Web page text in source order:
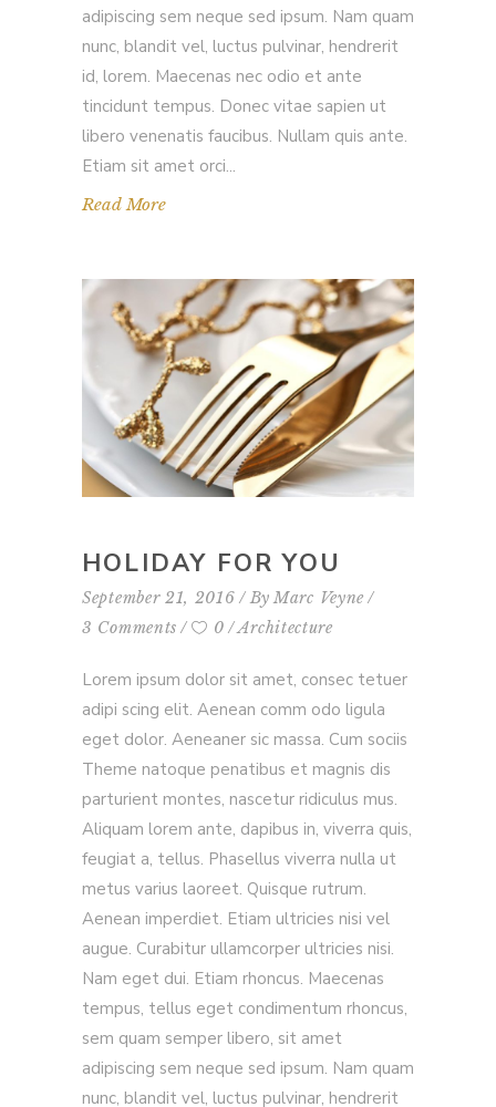
adipiscing sem neque sed ipsum. Nam quam
nunc, blandit vel, luctus pulvinar, hendrerit
id, lorem. Maecenas nec odio et ante
tincidunt tempus. Donec vitae sapien ut
libero venenatis faucibus. Nullam quis ante.
Etiam sit amet orci
Read More
HOLIDAY FOR YOU
September 21, 2016 By Marc Veyne
3 Comments
0 Architecture
Lorem ipsum dolor sit amet, consec tetuer
adipi scing elit. Aenean comm odo ligula
eget dolor. Aeneaner sic massa. Cum sociis
Theme natoque penatibus et magnis dis
parturient montes, nascetur ridiculus mus.
Aliquam lorem ante, dapibus in, viverra quis,
feugiat a, tellus. Phasellus viverra nulla ut
metus varius laoreet. Quisque rutrum.
Aenean imperdiet. Etiam ultricies nisi vel
augue. Curabitur ullamcorper ultricies nisi.
Nam eget dui. Etiam rhoncus. Maecenas
tempus, tellus eget condimentum rhoncus,
sem quam semper libero, sit amet
adipiscing sem neque sed ipsum. Nam quam
nunc, blandit vel, luctus pulvinar, hendrerit